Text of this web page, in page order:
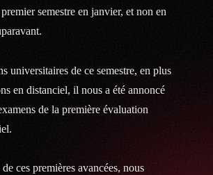
semestre en janvier, et non en
universitaires de ce semestre, en plus
en distanciel, il nous a été annoncé
de la première évaluation
ces premières avancées, nous